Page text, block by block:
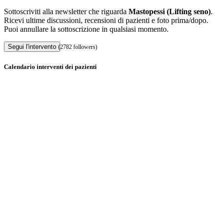
Sottoscriviti alla newsletter che riguarda Mastopessi (Lifting seno).
Ricevi ultime discussioni, recensioni di pazienti e foto prima/dopo.
Puoi annullare la sottoscrizione in qualsiasi momento.
Segui l'intervento (2782 followers)
Calendario interventi dei pazienti